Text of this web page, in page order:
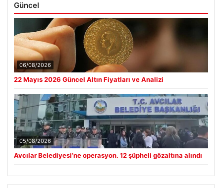
Güncel
06/08/2026
22 Mayıs 2026 Güncel Altın Fiyatları ve Analizi
05/08/2026
Avcılar Belediyesi’ne operasyon. 12 şüpheli gözaltına alındı